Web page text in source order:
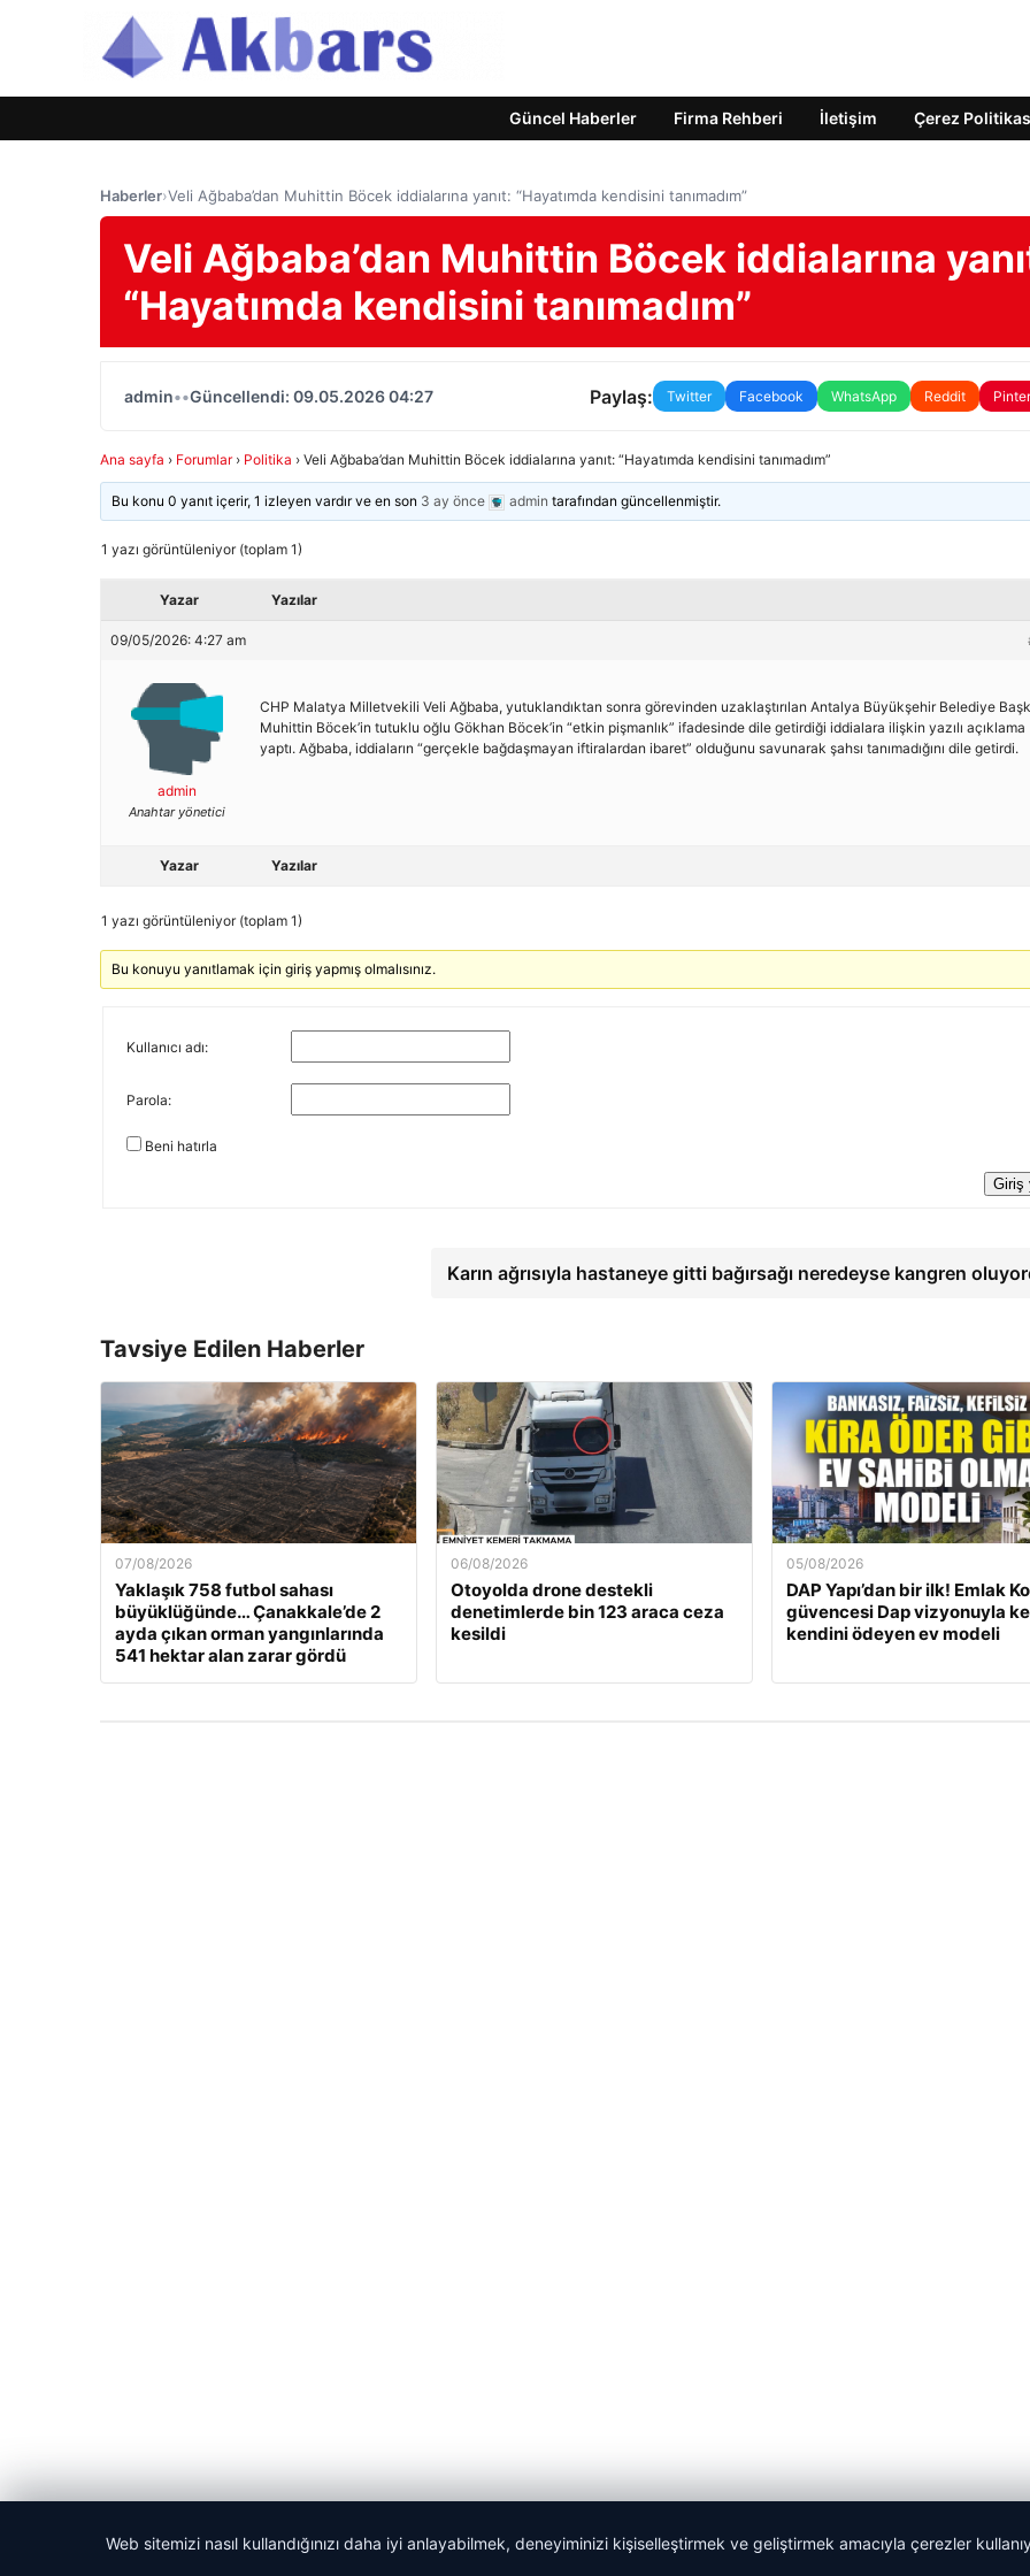
Güncel Haberler Firma Rehberi İletişim Çerez
Haberler›Veli Ağbaba’dan Muhittin Böcek iddialarına yanıt: “Hayatımda kendisini tanımadım”
Veli Ağbaba’dan Muhittin Böcek iddialarına
“Hayatımda kendisini tanımadım”
admin••Güncellendi: 09.05.2026 04:27 Paylaş: Twitter Facebook WhatsApp Reddit
Ana sayfa › Forumlar › Politika › Veli Ağbaba’dan Muhittin Böcek iddialarına yanıt: “Hayatımda kendisini tanımadım”
Bu konu 0 yanıt içerir, 1 izleyen vardır ve en son 3 ay önce admin tarafından güncellenmiştir.
1 yazı görüntüleniyor (toplam 1)
Yazar Yazılar
09/05/2026: 4:27 am
admin
Anahtar yönetici
CHP Malatya Milletvekili Veli Ağbaba, yutuklandıktan sonra görevinden uzaklaştırılan Antalya Büyükşehir Belediye
Muhittin Böcek’in tutuklu oğlu Gökhan Böcek’in “etkin pişmanlık” ifadesinde dile getirdiği iddialara ilişkin yazılı açıklama
yaptı. Ağbaba, iddiaların “gerçekle bağdaşmayan iftiralardan ibaret” olduğunu savunarak şahsı tanımadığını dile getirdi.
Yazar Yazılar
1 yazı görüntüleniyor (toplam 1)
Bu konuyu yanıtlamak için giriş yapmış olmalısınız.
Kullanıcı adı:
Parola:
Beni hatırla
Giriş
Karın ağrısıyla hastaneye gitti bağırsağı neredeyse kangren
Tavsiye Edilen Haberler
07/08/2026
Yaklaşık 758 futbol sahası
büyüklüğünde… Çanakkale’de 2
ayda çıkan orman yangınlarında
541 hektar alan zarar gördü
06/08/2026
Otoyolda drone destekli
denetimlerde bin 123 araca ceza
kesildi
05/08/2026
DAP Yapı’dan bir ilk! Emlak
güvencesi Dap vizyonuyla
kendini ödeyen ev modeli
© 2026 Akbars Haber
Web sitemizi nasıl kullandığınızı daha iyi anlayabilmek, deneyiminizi kişiselleştirmek ve geliştirmek amacıyla çerezler